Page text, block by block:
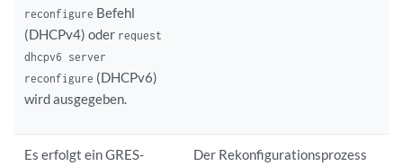
reconfigure Befehl
(DHCPv4) oder request
dhcpv6 server
reconfigure (DHCPv6)
wird ausgegeben.
Es erfolgt ein GRES-
Der Rekonfigurationsprozess